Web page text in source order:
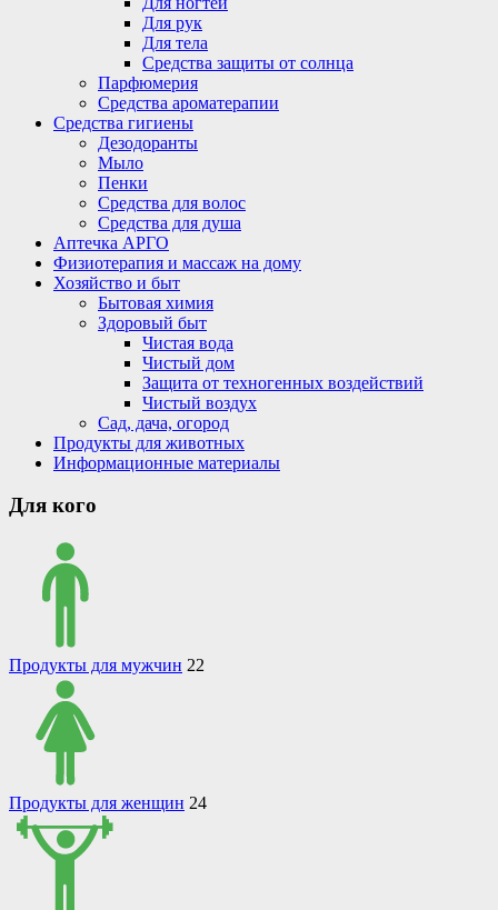
Для рук
Для тела
Средства защиты от солнца
Парфюмерия
Средства ароматерапии
Средства гигиены
Дезодоранты
Мыло
Пенки
Средства для волос
Средства для душа
Аптечка АРГО
Физиотерапия и массаж на дому
Хозяйство и быт
Бытовая химия
Здоровый быт
Чистая вода
Чистый дом
Защита от техногенных воздействий
Чистый воздух
Сад, дача, огород
Продукты для животных
Информационные материалы
Для кого
Продукты для мужчин 22
Продукты для женщин 24